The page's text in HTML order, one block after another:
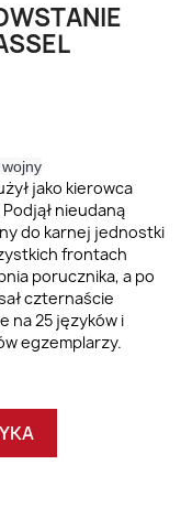
wojny
jako kierowca
nieudaną
do karnej jednostki
frontach
porucznika, a po
czternaście
na 25 języków i
egzemplarzy.